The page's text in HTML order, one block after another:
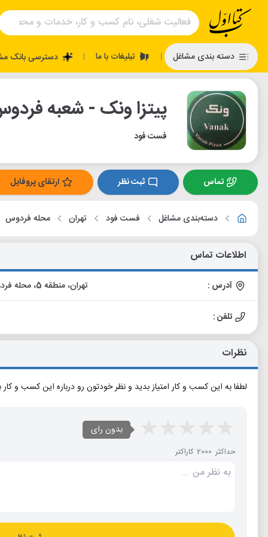
دسته بندی مشاغل | تبلیغات با ما | دسترسی بانک
پیتزا ونک - شعبه
فست فود
تماس ثبت نظر ارتقای پروفایل
دسته‌بندی مشاغل فست فود تهران محله فردوس
اطلاعات تماس
آدرس : تهران، منطقه 5، محله فردوس، بلوار فردوس شرق، خیابان ابراهیمی جنوبی، پلاک 19
تلفن :
نظرات
لطفا به این کسب و کار امتیاز بدید و نظر خودتون رو درباره این کسب و کار
بدون رای
حداکثر 2000 کاراکتر